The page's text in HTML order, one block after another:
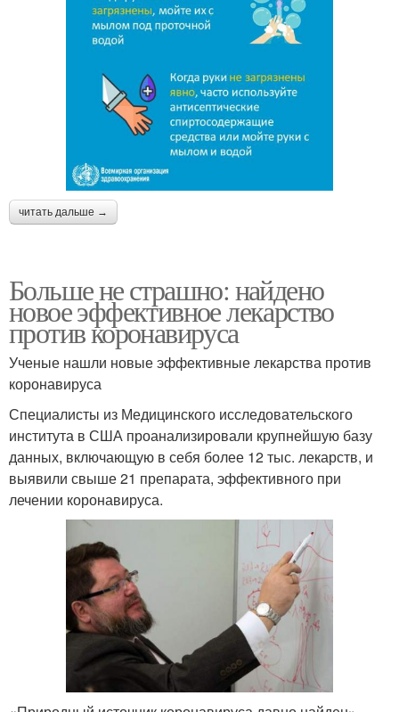
читать дальше →
Больше не страшно: найдено
новое эффективное лекарство
против коронавируса
Ученые нашли новые эффективные лекарства против
коронавируса
Специалисты из Медицинского исследовательского
института в США проанализировали крупнейшую базу
данных, включающую в себя более 12 тыс. лекарств, и
выявили свыше 21 препарата, эффективного при
лечении коронавируса.